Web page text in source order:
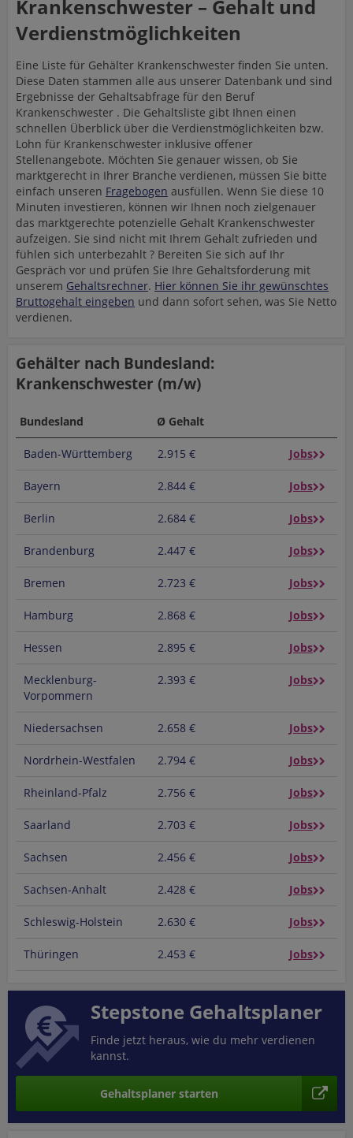
Krankenschwester – Gehalt und
Verdienstmöglichkeiten
Eine Liste für Gehälter Krankenschwester finden Sie unten.
Diese Daten stammen alle aus unserer Datenbank und sind
Ergebnisse der Gehaltsabfrage für den Beruf
Krankenschwester . Die Gehaltsliste gibt Ihnen einen
schnellen Überblick über die Verdienstmöglichkeiten bzw.
Lohn für Krankenschwester inklusive offener
Stellenangebote. Möchten Sie genauer wissen, ob Sie
marktgerecht in Ihrer Branche verdienen, müssen Sie bitte
einfach unseren Fragebogen ausfüllen. Wenn Sie diese 10
Minuten investieren, können wir Ihnen noch zielgenauer
das marktgerechte potenzielle Gehalt Krankenschwester
aufzeigen. Sie sind nicht mit Ihrem Gehalt zufrieden und
fühlen sich unterbezahlt ? Bereiten Sie sich auf Ihr
Gespräch vor und prüfen Sie Ihre Gehaltsforderung mit
unserem Gehaltsrechner. Hier können Sie ihr gewünschtes
Bruttogehalt eingeben und dann sofort sehen, was Sie Netto
verdienen.
Gehälter nach Bundesland:
Krankenschwester (m/w)
Bundesland Ø Gehalt
Baden-Württemberg 2.915 € Jobs
Bayern 2.844 € Jobs
Berlin 2.684 € Jobs
Brandenburg 2.447 € Jobs
Bremen 2.723 € Jobs
Hamburg 2.868 € Jobs
Hessen 2.895 € Jobs
Mecklenburg-
Vorpommern
2.393 € Jobs
Niedersachsen 2.658 € Jobs
Nordrhein-Westfalen 2.794 € Jobs
Rheinland-Pfalz 2.756 € Jobs
Saarland 2.703 € Jobs
Sachsen 2.456 € Jobs
Sachsen-Anhalt 2.428 € Jobs
Schleswig-Holstein 2.630 € Jobs
Thüringen 2.453 € Jobs
Stepstone Gehaltsplaner
Finde jetzt heraus, wie du mehr verdienen
kannst.
Gehaltsplaner starten